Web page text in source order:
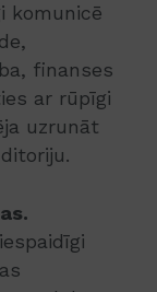
komunicē
finanses
ar rūpīgi
uzrunāt